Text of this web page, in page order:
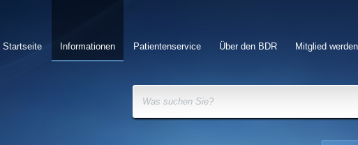
Mitglied werden
Über den BDR
Patientenservice
Informationen
Startseite
Was suchen Sie?